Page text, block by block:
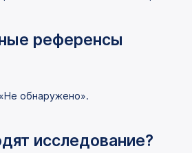
референсы
обнаружено».
исследование?